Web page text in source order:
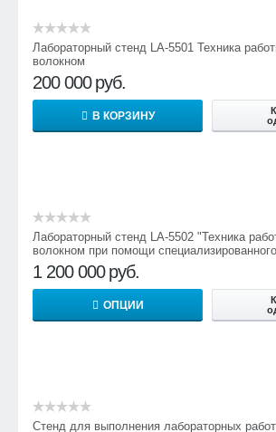
Лабораторный стенд LA-5501 Техника
волокном
200 000 руб.
В КОРЗИНУ
Лабораторный стенд LA-5502 "Техника
волокном при помощи
1 200 000 руб.
ОПЦИИ
Стенд для выполнения лабораторных